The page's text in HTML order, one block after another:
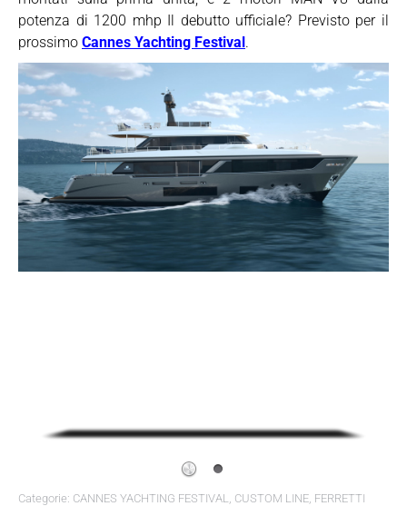
potenza di 1200 mhp Il debutto ufficiale? Previsto per il
prossimo Cannes Yachting Festival.
Categorie: CANNES YACHTING FESTIVAL, CUSTOM LINE, FERRETTI